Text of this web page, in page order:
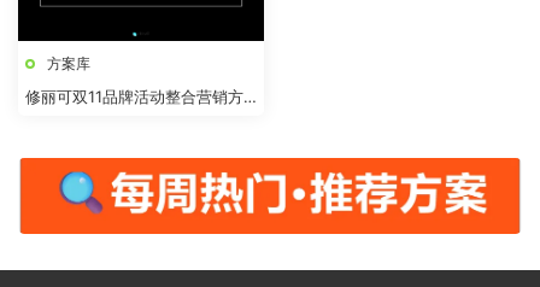
方案库
修丽可双11品牌活动整合营销方